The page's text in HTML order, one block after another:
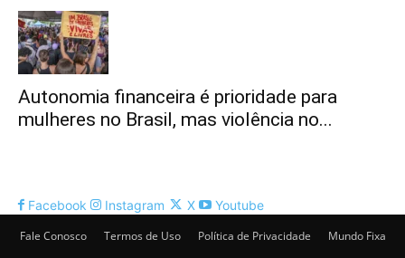
Autonomia financeira é prioridade para
mulheres no Brasil, mas violência no...
Facebook Instagram X
Youtube
Fale Conosco
Termos de Uso Política de Privacidade Mundo Fixa